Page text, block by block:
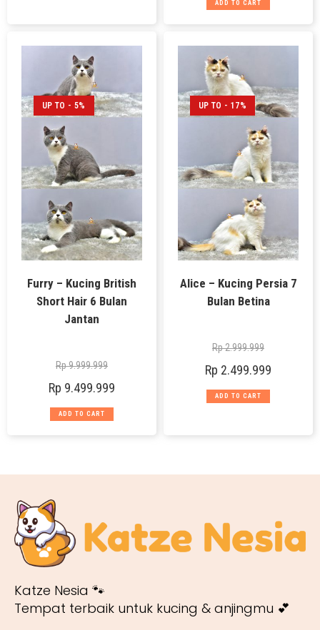
ADD TO CART
UP TO - 5%
Furry – Kucing British
Short Hair 6 Bulan
Jantan
Rp9.999.999
Rp 9.499.999
ADD TO CART
UP TO - 17%
Alice – Kucing Persia 7
Bulan Betina
Rp2.999.999
Rp 2.499.999
ADD TO CART
Katze Nesia 🐾
Tempat terbaik untuk kucing & anjingmu 💕